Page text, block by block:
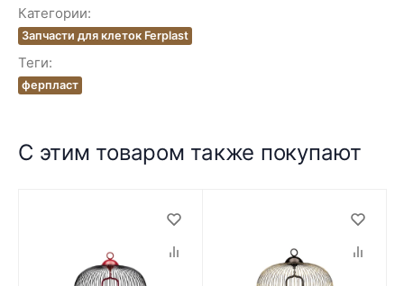
Категории:
Запчасти для клеток Ferplast
Теги:
ферпласт
С этим товаром также покупают